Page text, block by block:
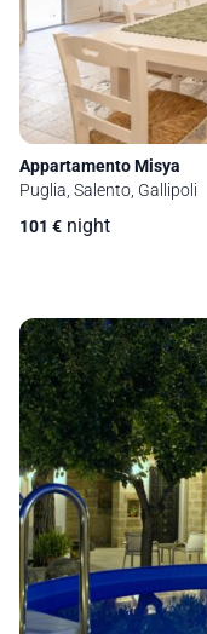
Appartamento Misya
Puglia, Salento, Gallipoli
101 € night